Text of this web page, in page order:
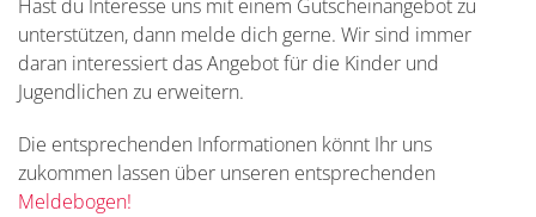
Hast du Interesse uns mit einem Gutscheinangebot zu
unterstützen, dann melde dich gerne. Wir sind immer
daran interessiert das Angebot für die Kinder und
Jugendlichen zu erweitern.
Die entsprechenden Informationen könnt Ihr uns
zukommen lassen über unseren entsprechenden
Meldebogen!